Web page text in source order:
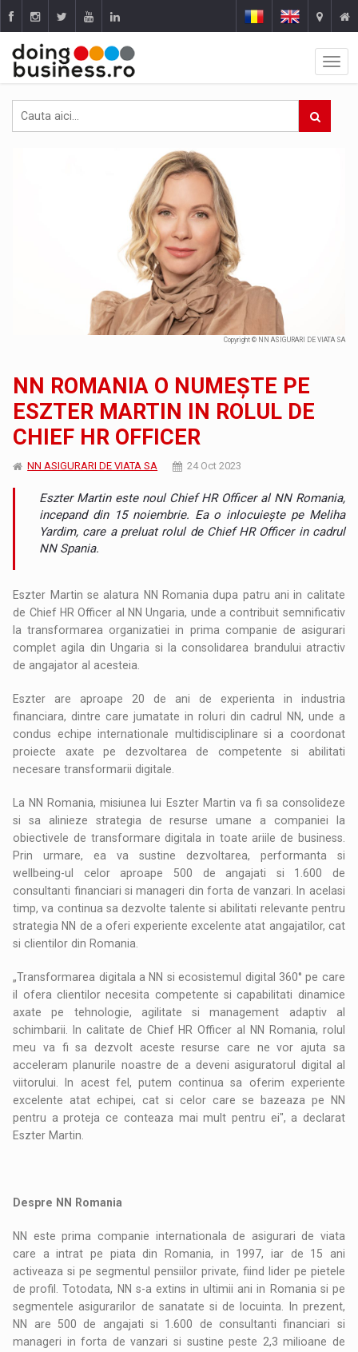
Copyright © NN ASIGURARI DE VIATA SA
NN ROMANIA O NUMEȘTE PE
ESZTER MARTIN IN ROLUL DE
CHIEF HR OFFICER
NN ASIGURARI DE VIATA SA 24 Oct 2023
Eszter Martin este noul Chief HR Officer al NN Romania,
incepand din 15 noiembrie. Ea o inlocuiește pe Meliha
Yardim, care a preluat rolul de Chief HR Officer in cadrul
NN Spania.
Eszter Martin se alatura NN Romania dupa patru ani in calitate
de Chief HR Officer al NN Ungaria, unde a contribuit semnificativ
la transformarea organizatiei in prima companie de asigurari
complet agila din Ungaria si la consolidarea brandului atractiv
de angajator al acesteia.
Eszter are aproape 20 de ani de experienta in industria
financiara, dintre care jumatate in roluri din cadrul NN, unde a
condus echipe internationale multidisciplinare si a coordonat
proiecte axate pe dezvoltarea de competente si abilitati
necesare transformarii digitale.
La NN Romania, misiunea lui Eszter Martin va fi sa consolideze
si sa alinieze strategia de resurse umane a companiei la
obiectivele de transformare digitala in toate ariile de business.
Prin urmare, ea va sustine dezvoltarea, performanta si
wellbeing-ul celor aproape 500 de angajati si 1.600 de
consultanti financiari si manageri din forta de vanzari. In acelasi
timp, va continua sa dezvolte talente si abilitati relevante pentru
strategia NN de a oferi experiente excelente atat angajatilor, cat
si clientilor din Romania.
„Transformarea digitala a NN si ecosistemul digital 360° pe care
il ofera clientilor necesita competente si capabilitati dinamice
axate pe tehnologie, agilitate si management adaptiv al
schimbarii. In calitate de Chief HR Officer al NN Romania, rolul
meu va fi sa dezvolt aceste resurse care ne vor ajuta sa
acceleram planurile noastre de a deveni asiguratorul digital al
viitorului. In acest fel, putem continua sa oferim experiente
excelente atat echipei, cat si celor care se bazeaza pe NN
pentru a proteja ce conteaza mai mult pentru ei", a declarat
Eszter Martin.
Despre NN Romania
NN este prima companie internationala de asigurari de viata
care a intrat pe piata din Romania, in 1997, iar de 15 ani
activeaza si pe segmentul pensiilor private, fiind lider pe pietele
de profil. Totodata, NN s-a extins in ultimii ani in Romania si pe
segmentele asigurarilor de sanatate si de locuinta. In prezent,
NN are 500 de angajati si 1.600 de consultanti financiari si
manageri in forta de vanzari si sustine peste 2,3 milioane de